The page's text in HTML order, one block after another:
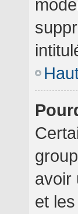
avoir
et